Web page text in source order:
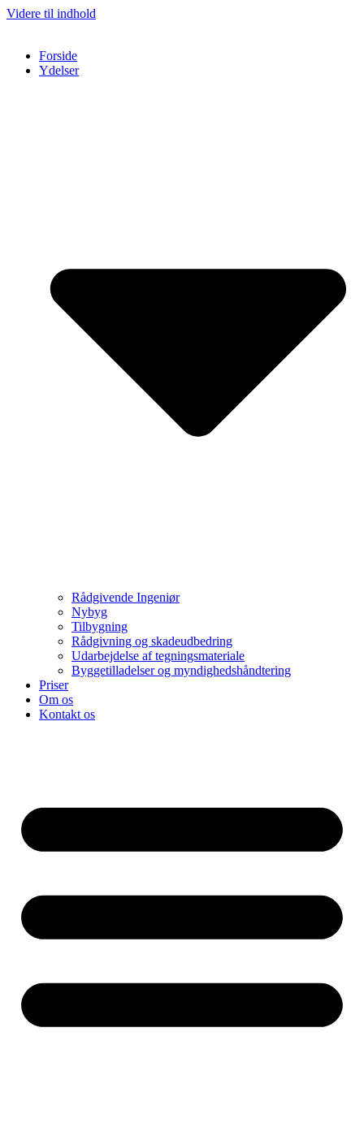
Videre til indhold
Forside
Ydelser
Rådgivende Ingeniør
Nybyg
Tilbygning
Rådgivning og skadeudbedring
Udarbejdelse af tegningsmateriale
Byggetilladelser og myndighedshåndtering
Priser
Om os
Kontakt os